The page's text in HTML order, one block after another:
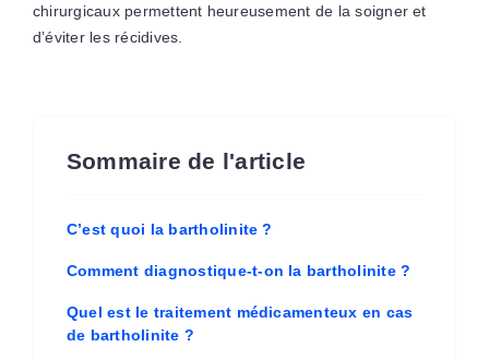
chirurgicaux permettent heureusement de la soigner et
d’éviter les récidives.
Sommaire de l'article
C’est quoi la bartholinite ?
Comment diagnostique-t-on la bartholinite ?
Quel est le traitement médicamenteux en cas
de bartholinite ?